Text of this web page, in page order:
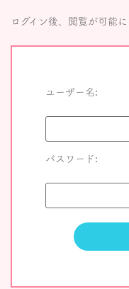
ログイン後、閲覧が可能
ユーザー名:
パスワード: